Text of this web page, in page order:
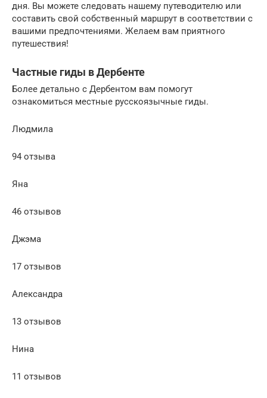
дня. Вы можете следовать нашему путеводителю или
составить свой собственный маршрут в соответствии с
вашими предпочтениями. Желаем вам приятного
путешествия!
Частные гиды в Дербенте
Более детально с Дербентом вам помогут
ознакомиться местные русскоязычные гиды.
Людмила
94 отзыва
Яна
46 отзывов
Джэма
17 отзывов
Александра
13 отзывов
Нина
11 отзывов